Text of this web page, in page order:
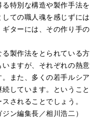
特別な構造や製作手法を
ての職人魂を感じずには
ターには、その作り手の
製作法をとられている方
ますが、それぞれの熱意
また、多くの若手ルシア
しています。ということ
されることでしょう。
ン編集長／相川浩二）